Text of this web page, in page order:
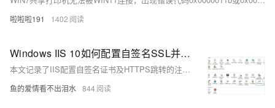
啦啦啦191 1402
Windows IIS 10如何配置自签名SSL并实现自动跳转
本文记录了IIS配置自签名证书及HTTPS跳转的注意事项。包括解决443端口占用问题、URL Rewrite插件安装与配置、web.config修改方法，以及避免因旧教程导致的配置错误。
鱼的爱情看不出泪水 844